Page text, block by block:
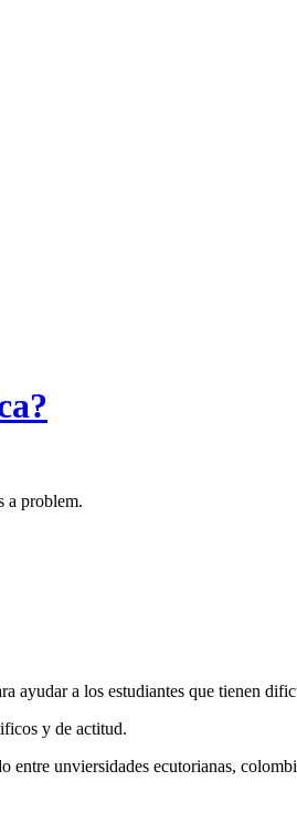
a problem.
ayudar a los estudiantes que tienen
y de actitud.
unviersidades ecutorianas,